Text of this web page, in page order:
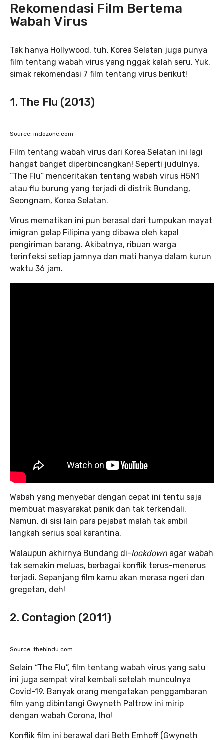
Rekomendasi Film Bertema
Wabah Virus
Tak hanya Hollywood, tuh, Korea Selatan juga punya
film tentang wabah virus yang nggak kalah seru. Yuk,
simak rekomendasi 7 film tentang virus berikut!
1. The Flu (2013)
Source: indozone.com
Film tentang wabah virus dari Korea Selatan ini lagi
hangat banget diperbincangkan! Seperti judulnya,
“The Flu” menceritakan tentang wabah virus H5N1
atau flu burung yang terjadi di distrik Bundang,
Seongnam, Korea Selatan.
Virus mematikan ini pun berasal dari tumpukan mayat
imigran gelap Filipina yang dibawa oleh kapal
pengiriman barang. Akibatnya, ribuan warga
terinfeksi setiap jamnya dan mati hanya dalam kurun
waktu 36 jam.
Wabah yang menyebar dengan cepat ini tentu saja
membuat masyarakat panik dan tak terkendali.
Namun, di sisi lain para pejabat malah tak ambil
langkah serius soal karantina.
Walaupun akhirnya Bundang di-lockdown agar wabah
tak semakin meluas, berbagai konflik terus-menerus
terjadi. Sepanjang film kamu akan merasa ngeri dan
gregetan, deh!
2. Contagion (2011)
Source: thehindu.com
Selain “The Flu”, film tentang wabah virus yang satu
ini juga sempat viral kembali setelah munculnya
Covid-19. Banyak orang mengatakan penggambaran
film yang dibintangi Gwyneth Paltrow ini mirip
dengan wabah Corona, lho!
Konflik film ini berawal dari Beth Emhoff (Gwyneth